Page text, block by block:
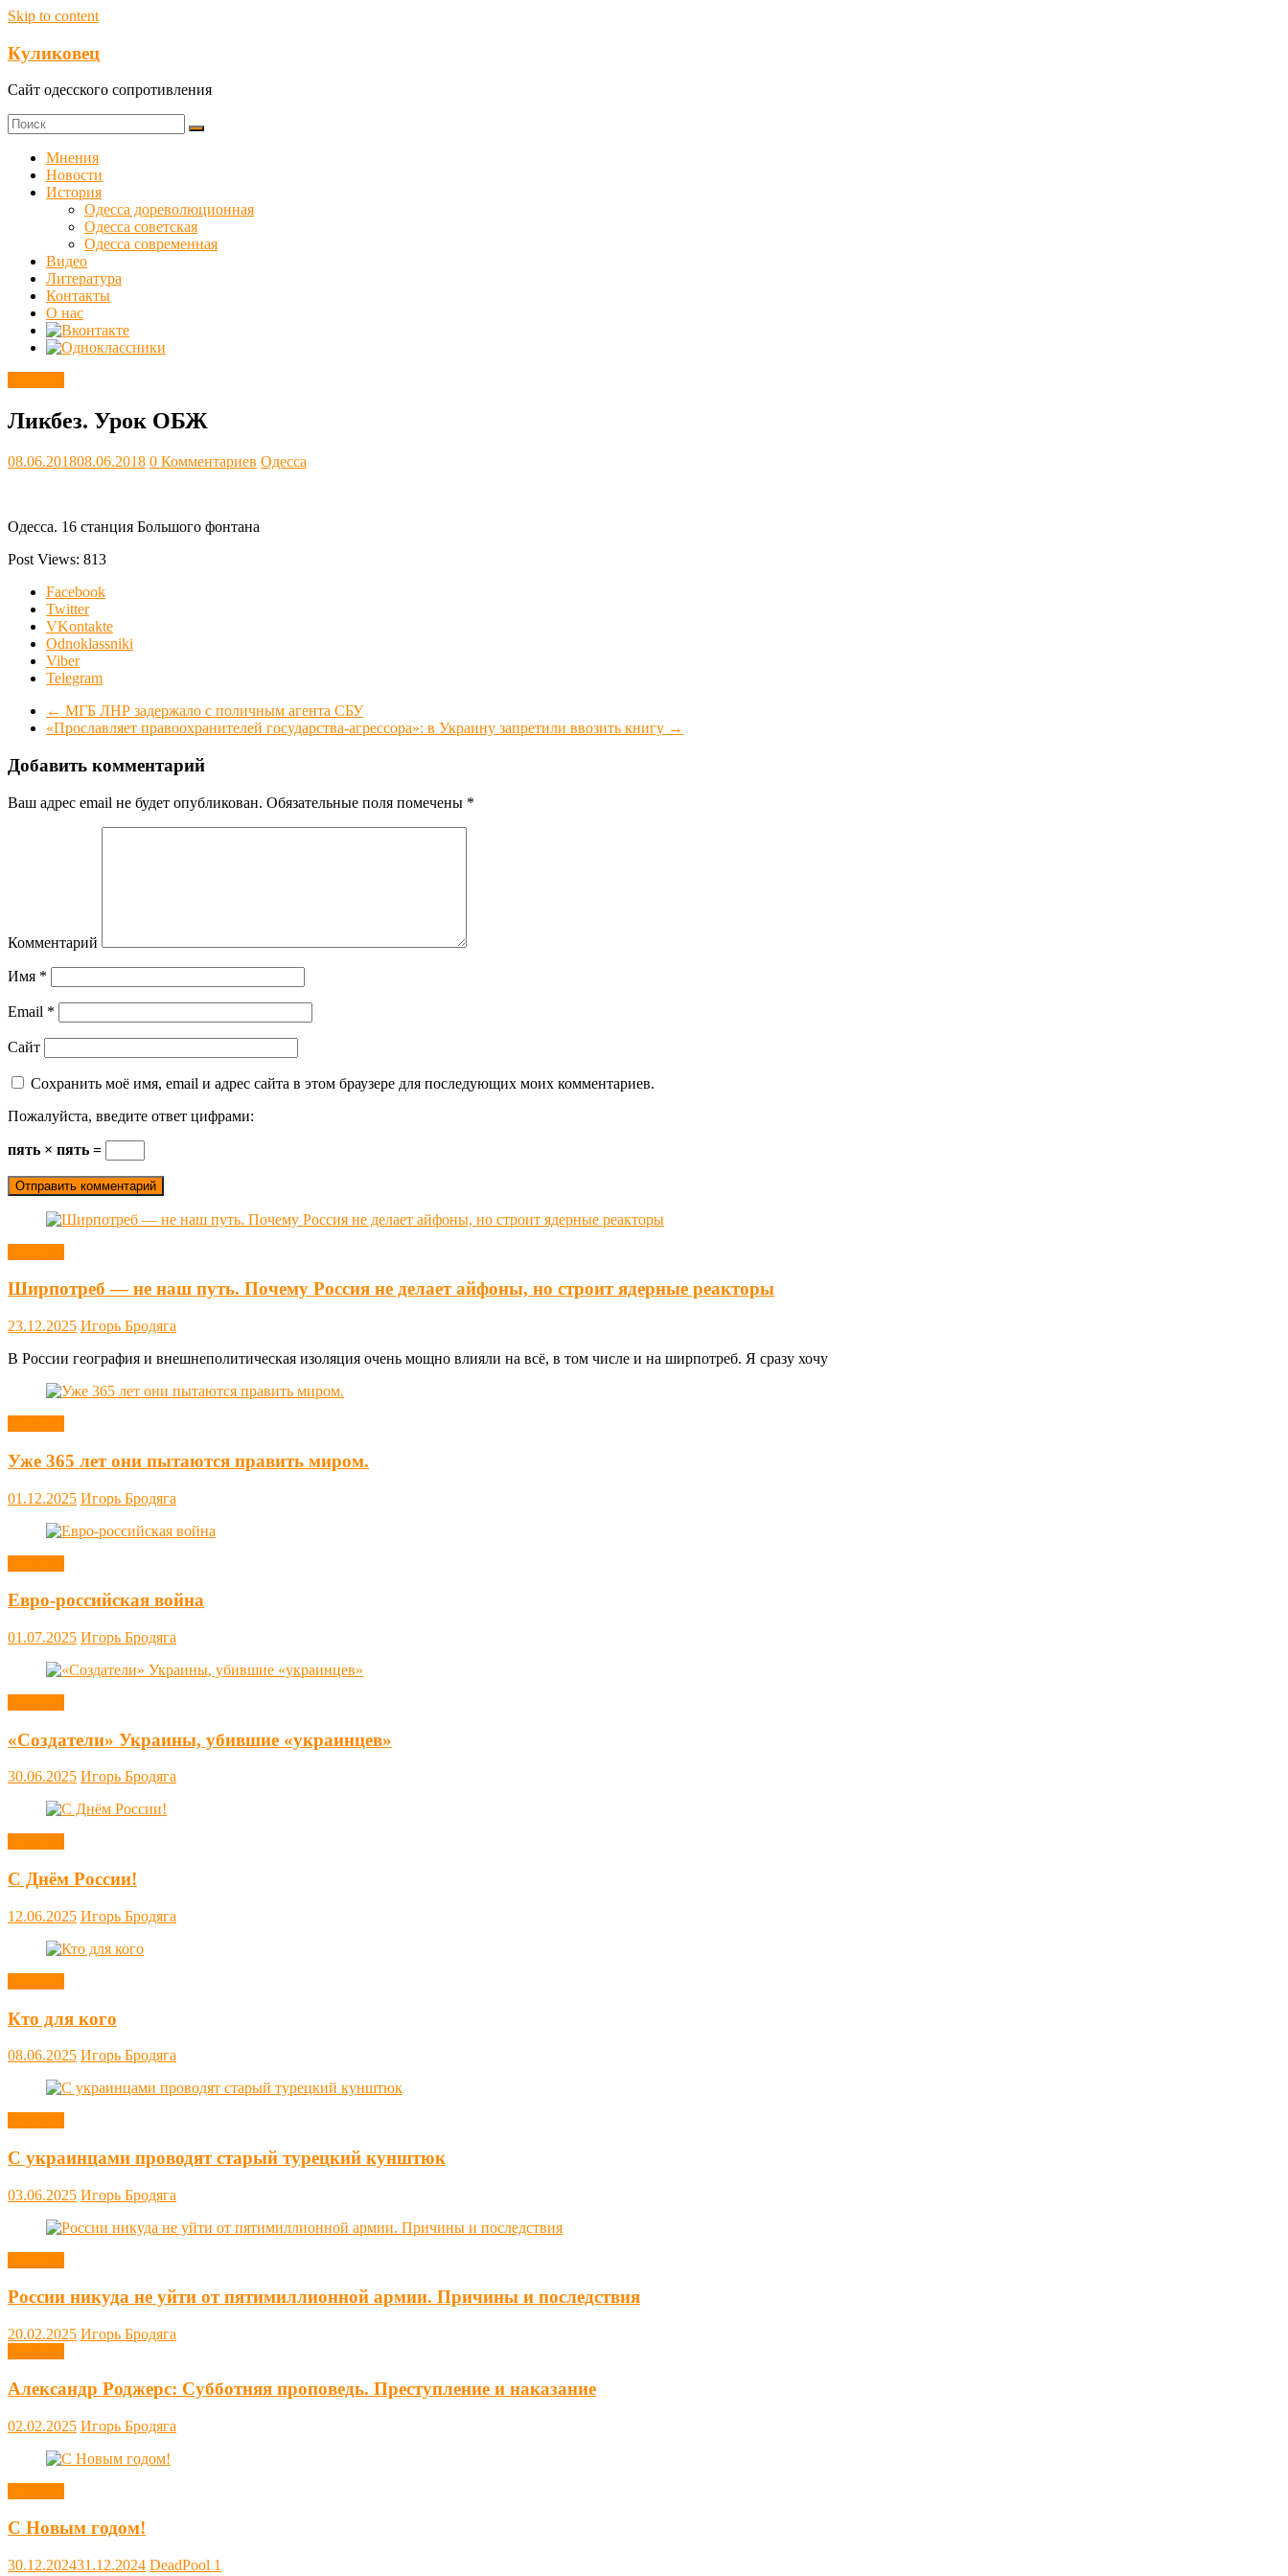
Skip to content
Куликовец
Сайт одесского сопротивления
Мнения
Новости
История
Одесса дореволюционная
Одесса советская
Одесса современная
Видео
Литература
Контакты
О нас
Ликбез. Урок ОБЖ
08.06.201808.06.2018 0 Комментариев Одесса
Одесса. 16 станция Большого фонтана
Post Views: 813
Facebook
Twitter
VKontakte
Odnoklassniki
Viber
Telegram
← МГБ ЛНР задержало с поличным агента СБУ
«Прославляет правоохранителей государства-агрессора»: в Украину запретили ввозить книгу →
Добавить комментарий
Ваш адрес email не будет опубликован. Обязательные поля помечены *
Комментарий
Имя *
Email *
Сайт
Сохранить моё имя, email и адрес сайта в этом браузере для последующих моих комментариев.
Пожалуйста, введите ответ цифрами:
пять × пять =
Ширпотреб — не наш путь. Почему Россия не делает айфоны, но строит ядерные реакторы
23.12.2025 Игорь Бродяга
В России география и внешнеполитическая изоляция очень мощно влияли на всё, в том числе и на ширпотреб. Я сразу хочу
Уже 365 лет они пытаются править миром.
01.12.2025 Игорь Бродяга
Евро-российская война
01.07.2025 Игорь Бродяга
«Создатели» Украины, убившие «украинцев»
30.06.2025 Игорь Бродяга
С Днём России!
12.06.2025 Игорь Бродяга
Кто для кого
08.06.2025 Игорь Бродяга
С украинцами проводят старый турецкий кунштюк
03.06.2025 Игорь Бродяга
России никуда не уйти от пятимиллионной армии. Причины и последствия
20.02.2025 Игорь Бродяга
Александр Роджерс: Субботняя проповедь. Преступление и наказание
02.02.2025 Игорь Бродяга
С Новым годом!
30.12.202431.12.2024 DeadPool 1